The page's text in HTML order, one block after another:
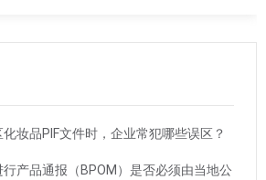
妆品PIF文件时，企业常犯哪些误区？
产品通报（BPOM）是否必须由当地公